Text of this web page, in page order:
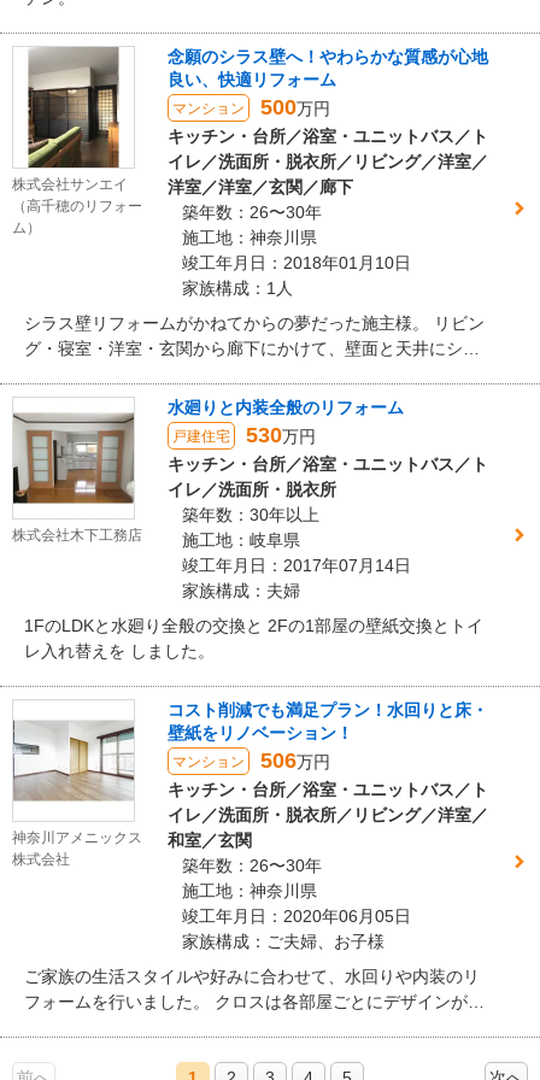
株式会社サンエイ
（高千穂のリフォー
ム）
念願のシラス壁へ！やわらかな質感が心地
良い、快適リフォーム
マンション 500万円
キッチン・台所／浴室・ユニットバス／ト
イレ／洗面所・脱衣所／リビング／洋室／
洋室／洋室／玄関／廊下
築年数：26〜30年
施工地：神奈川県
竣工年月日：2018年01月10日
家族構成：1人
シラス壁リフォームがかねてからの夢だった施主様。 リビン
グ・寝室・洋室・玄関から廊下にかけて、壁面と天井にシラ
壁材」シラス壁。ニオイや有害な化学物質を吸着し、室内の
湿気をコントロール。空気の澄んだ快適な室内環境を実現し
ます。 そして、今回一番美しく変化したのが和室です。 リビ
ングから続く落ち着いたブラウンの木目調フローリング。段
差が解消されバリアフリーに。 シラス壁のやわらかい質感。
一面だけ、アクセントカラーとして濃い色を配色したブラウ
ンの壁面。そして、町屋風の本格格子が繊細な古民家建具。
味わい深い和モダンな空間に生まれ変わりました。
株式会社木下工務店
水廻りと内装全般のリフォーム
戸建住宅 530万円
キッチン・台所／浴室・ユニットバス／ト
イレ／洗面所・脱衣所
築年数：30年以上
施工地：岐阜県
竣工年月日：2017年07月14日
家族構成：夫婦
1FのLDKと水廻り全般の交換と 2Fの1部屋の壁紙交換とトイ
レ入れ替えを しました。
神奈川アメニックス
株式会社
コスト削減でも満足プラン！水回りと床・
壁紙をリノベーション！
マンション 506万円
キッチン・台所／浴室・ユニットバス／ト
イレ／洗面所・脱衣所／リビング／洋室／
和室／玄関
築年数：26〜30年
施工地：神奈川県
竣工年月日：2020年06月05日
家族構成：ご夫婦、お子様
ご家族の生活スタイルや好みに合わせて、水回りや内装のリ
フォームを行いました。 クロスは各部屋ごとにデザインが異